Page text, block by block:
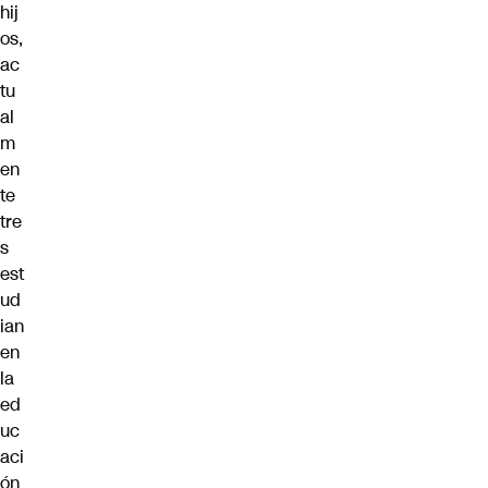
hij
os,
ac
tu
al
m
en
te
tre
s
est
ud
ian
en
la
ed
uc
aci
ón